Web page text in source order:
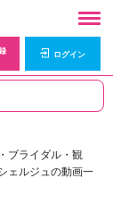
ログイン
ブライダル・観
ェルジュの動画一